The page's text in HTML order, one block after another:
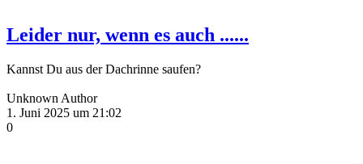
Leider nur, wenn es auch ......
Kannst Du aus der Dachrinne saufen?
Unknown Author
1. Juni 2025 um 21:02
0